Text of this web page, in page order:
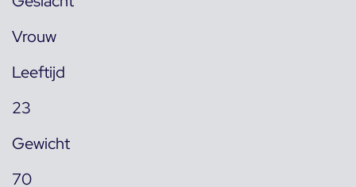
Vrouw
Leeftijd
23
Gewicht
70